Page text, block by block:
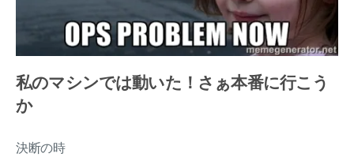
私のマシンでは動いた！さぁ本番に行こう
か
決断の時